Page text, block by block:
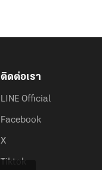
ติดต่อเรา
LINE Official
Facebook
X
Tiktok